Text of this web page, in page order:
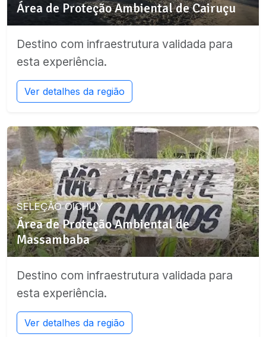
Área de Proteção Ambiental de Cairuçu
Destino com infraestrutura validada para
esta experiência.
Ver detalhes da região
SELEÇÃO OICHUY
Área de Proteção Ambiental de
Massambaba
Destino com infraestrutura validada para
esta experiência.
Ver detalhes da região